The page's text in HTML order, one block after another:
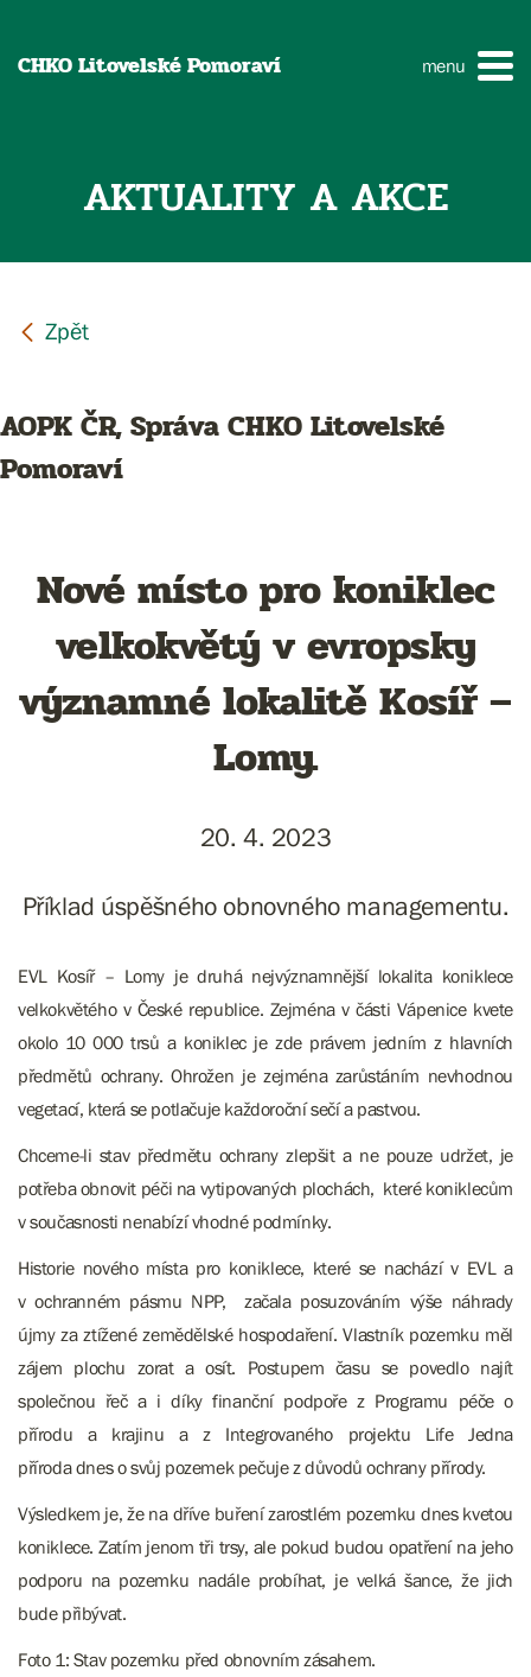
CHKO Litovelské Pomoraví menu
AKTUALITY A AKCE
AOPK ČR, Správa CHKO Litovelské
Pomoraví
Nové místo pro koniklec
velkokvětý v evropsky
významné lokalitě Kosíř –
Lomy.
20. 4. 2023
Příklad úspěšného obnovného managementu.
EVL Kosíř – Lomy je druhá nejvýznamnější lokalita koniklece
velkokvětého v České republice. Zejména v části Vápenice kvete
okolo 10 000 trsů a koniklec je zde právem jedním z hlavních
předmětů ochrany. Ohrožen je zejména zarůstáním nevhodnou
vegetací, která se potlačuje každoroční sečí a pastvou.
Chceme-li stav předmětu ochrany zlepšit a ne pouze udržet, je
potřeba obnovit péči na vytipovaných plochách, které koniklecům
v současnosti nenabízí vhodné podmínky.
Historie nového místa pro koniklece, které se nachází v EVL a
v ochranném pásmu NPP, začala posuzováním výše náhrady
újmy za ztížené zemědělské hospodaření. Vlastník pozemku měl
zájem plochu zorat a osít. Postupem času se povedlo najít
společnou řeč a i díky finanční podpoře z Programu péče o
přírodu a krajinu a z Integrovaného projektu Life Jedna
příroda dnes o svůj pozemek pečuje z důvodů ochrany přírody.
Výsledkem je, že na dříve buření zarostlém pozemku dnes kvetou
koniklece. Zatím jenom tři trsy, ale pokud budou opatření na jeho
podporu na pozemku nadále probíhat, je velká šance, že jich
bude přibývat.
Foto 1: Stav pozemku před obnovním zásahem.